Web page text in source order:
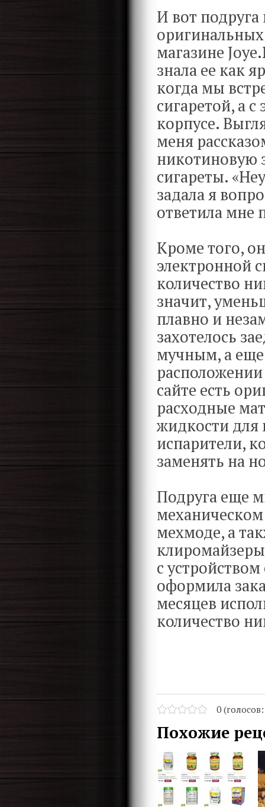
И вот
магазине
знала ее как
когда мы
сигаретой, а
корпусе.
меня
никотиновую
сигареты.
задала я
ответила мне
Кроме того,
электронной
количество
значит,
плавно и
захотелось
мучным, а еще
сайте есть
расходные
жидкости для
испарители,
заменять на
Подруга еще
мехмоде, а
клиромайзеры
с
оформила
месяцев
количество
0
Похожие